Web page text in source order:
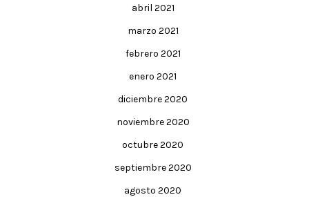
abril 2021
marzo 2021
febrero 2021
enero 2021
diciembre 2020
noviembre 2020
octubre 2020
septiembre 2020
agosto 2020